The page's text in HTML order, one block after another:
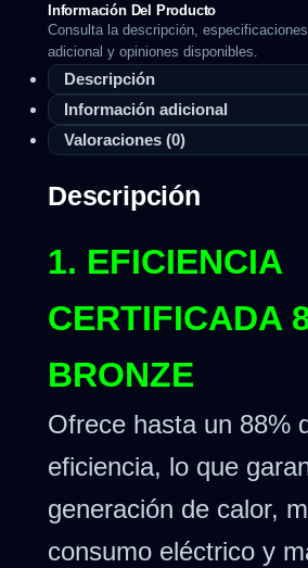
Información Del Producto
Consulta la descripción,
adicional y opiniones disponibles.
Descripción
Información adicional
Valoraciones (0)
Descripción
1. EFICIENCIA
CERTIFICADA
BRONZE
Ofrece hasta un 88%
eficiencia, lo que
generación de calor,
consumo eléctrico y